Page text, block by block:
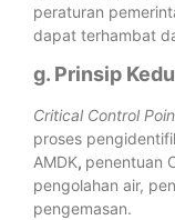
peraturan
dapat terhambat
g. Prinsip
Critical Control
proses
AMDK, penentuan
pengolahan air,
pengemasan.